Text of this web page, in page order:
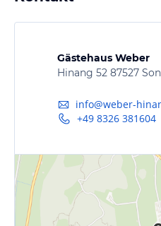
Gästehaus Weber
Hinang 52 87527
info@weber-
+49 8326 381604